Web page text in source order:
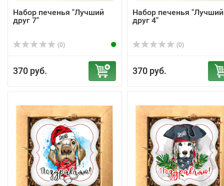
Набор печенья "Лучший
друг 7"
(0)
370 руб.
Набор печенья "Лучший
друг 4"
(0)
370 руб.